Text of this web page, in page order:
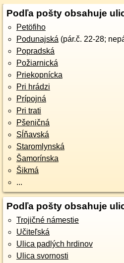
Podľa pošty obsahuje
Petöfiho
Podunajská (pár.č. 22-28;
Popradská
Požiarnická
Priekopnícka
Pri hrádzi
Prípojná
Pri trati
Pšeničná
Sĺňavská
Staromlynská
Šamorínska
Šikmá
...
Podľa pošty obsahuje
Trojičné námestie
Učiteľská
Ulica padlých hrdinov
Ulica svornosti